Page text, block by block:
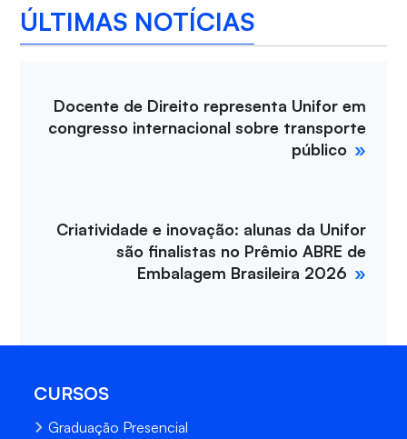
ÚLTIMAS NOTÍCIAS
Docente de Direito representa Unifor em
congresso internacional sobre transporte
público
Criatividade e inovação: alunas da Unifor
são finalistas no Prêmio ABRE de
Embalagem Brasileira 2026
CURSOS
Graduação Presencial